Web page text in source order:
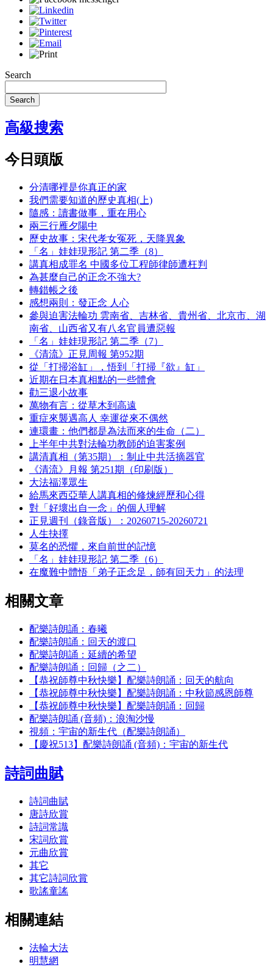
Search
Search
高級搜索
今日頭版
分清哪裡是你真正的家
我們需要知道的歷史真相(上)
隨感：讀書做事，重在用心
兩三行雁夕陽中
歷史故事：宋代孝女冤死，天降異象
「名」娃娃現形記 第二季（8）
講真相成罪名 中國多位工程師律師遭枉判
為甚麼自己的正念不強大?
轉錯帳之後
感想兩則：發正念 人心
參與迫害法輪功 雲南省、吉林省、貴州省、北京市、湖
南省、山西省又有八名官員遭惡報
「名」娃娃現形記 第二季（7）
《清流》正見周報 第952期
從「打掃浴缸」，悟到「打掃『欲』缸」
近期在日本真相點的一些體會
勸三退小故事
萬物有言：從草木到高遠
重症來襲遇高人 幸運從來不偶然
連環畫：他們都是為法而來的生命（二）
上半年中共對法輪功教師的迫害案例
講清真相（第35期）：制止中共活摘器官
《清流》月報 第251期（印刷版）
大法福澤眾生
給馬來西亞華人講真相的修煉經歷和心得
對「好壞出自一念」的個人理解
正見週刊（錄音版）：20260715-20260721
人生抉擇
莫名的恐懼，來自前世的記憶
「名」娃娃現形記 第二季（6）
在魔難中體悟「弟子正念足，師有回天力」的法理
相關文章
配樂詩朗誦：春曦
配樂詩朗誦：回天的渡口
配樂詩朗誦：延續的希望
配樂詩朗誦：回歸（之二）
【恭祝師尊中秋快樂】配樂詩朗誦：回天的航向
【恭祝師尊中秋快樂】配樂詩朗誦：中秋節感恩師尊
【恭祝師尊中秋快樂】配樂詩朗誦：回歸
配樂詩朗誦 (音頻)：浪淘沙慢
視頻：宇宙的新生代（配樂詩朗誦）
【慶祝513】配樂詩朗誦 (音頻)：宇宙的新生代
詩詞曲賦
詩詞曲賦
唐詩欣賞
詩詞常識
宋詞欣賞
元曲欣賞
其它
其它詩詞欣賞
歌謠童謠
相關連結
法輪大法
明慧網